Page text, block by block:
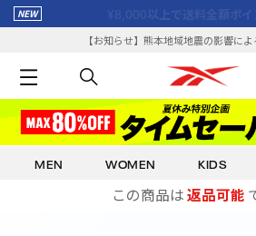
【お知らせ】熊本地域地震の影響に
MEN WOMEN KIDS
この商品は返品可能